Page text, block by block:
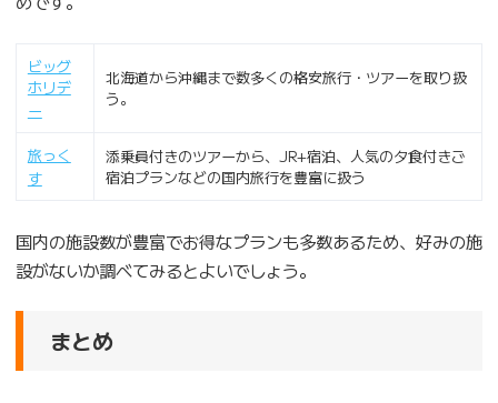
ビッグ
ホリデ
ー
北海道から沖縄まで数多くの格安旅行・ツアーを取り扱
う。
旅っく
す
添乗員付きのツアーから、JR+宿泊、人気の夕食付きご
宿泊プランなどの国内旅行を豊富に扱う
国内の施設数が豊富でお得なプランも多数あるため、好みの施
設がないか調べてみるとよいでしょう。
まとめ